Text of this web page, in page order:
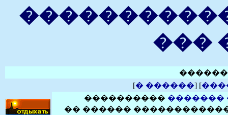
���
[� ������] [
���������� �������
�� ������